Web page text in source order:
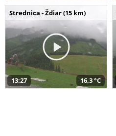
Strednica - Ždiar (15 km)
13:27 16,3 °C